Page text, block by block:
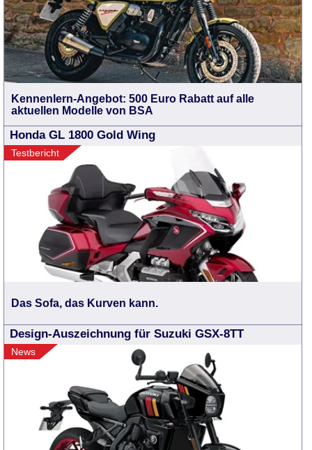
Kennenlern-Angebot: 500 Euro Rabatt auf alle
aktuellen Modelle von BSA
Honda GL 1800 Gold Wing
Testbericht
Das Sofa, das Kurven kann.
Design-Auszeichnung für Suzuki GSX-8TT
News